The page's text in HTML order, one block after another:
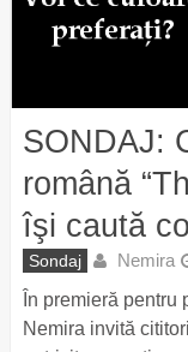
SONDAJ:
română
îşi caută
Sondaj Nemira
În premieră
Nemira invită